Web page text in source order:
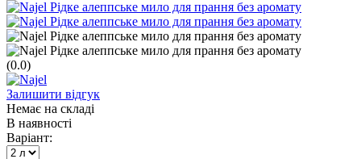
(0.0)
Залишити відгук
Немає на складі
В наявності
Варіант: